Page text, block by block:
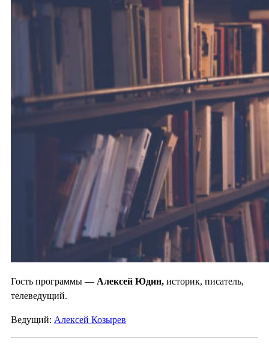
Гость программы — Алексей Юдин, историк, писатель,
телеведущий.
Ведущий: Алексей Козырев